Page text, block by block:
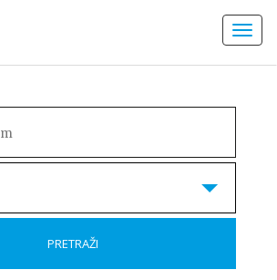
PRETRAŽI